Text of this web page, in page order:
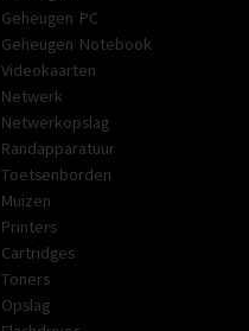
Geheugen PC
Geheugen Notebook
Videokaarten
Netwerk
Netwerkopslag
Randapparatuur
Toetsenborden
Muizen
Printers
Cartridges
Toners
Opslag